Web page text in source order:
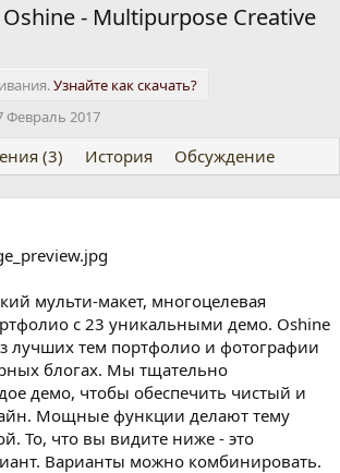
Oshine - Multipurpose Creative
Узнайте как скачать?
Февраль 2017
(3) История Обсуждение
мульти-макет, многоцелевая
с 23 уникальными демо. Oshine
лучших тем портфолио и фотографии
блогах. Мы тщательно
демо, чтобы обеспечить чистый и
Мощные функции делают тему
То, что вы видите ниже - это
Варианты можно комбинировать.